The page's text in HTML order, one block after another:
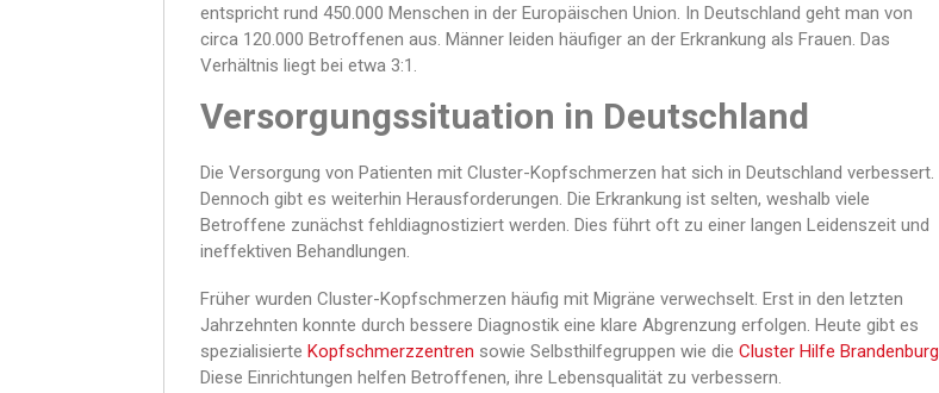
entspricht rund 450.000 Menschen in der Europäischen Union. In Deutschland geht man von
circa 120.000 Betroffenen aus. Männer leiden häufiger an der Erkrankung als Frauen. Das
Verhältnis liegt bei etwa 3:1.
Versorgungssituation in Deutschland
Die Versorgung von Patienten mit Cluster-Kopfschmerzen hat sich in Deutschland verbessert.
Dennoch gibt es weiterhin Herausforderungen. Die Erkrankung ist selten, weshalb viele
Betroffene zunächst fehldiagnostiziert werden. Dies führt oft zu einer langen Leidenszeit und
ineffektiven Behandlungen.
Früher wurden Cluster-Kopfschmerzen häufig mit Migräne verwechselt. Erst in den letzten
Jahrzehnten konnte durch bessere Diagnostik eine klare Abgrenzung erfolgen. Heute gibt es
spezialisierte Kopfschmerzzentren sowie Selbsthilfegruppen wie die Cluster Hilfe Brandenburg
Diese Einrichtungen helfen Betroffenen, ihre Lebensqualität zu verbessern.